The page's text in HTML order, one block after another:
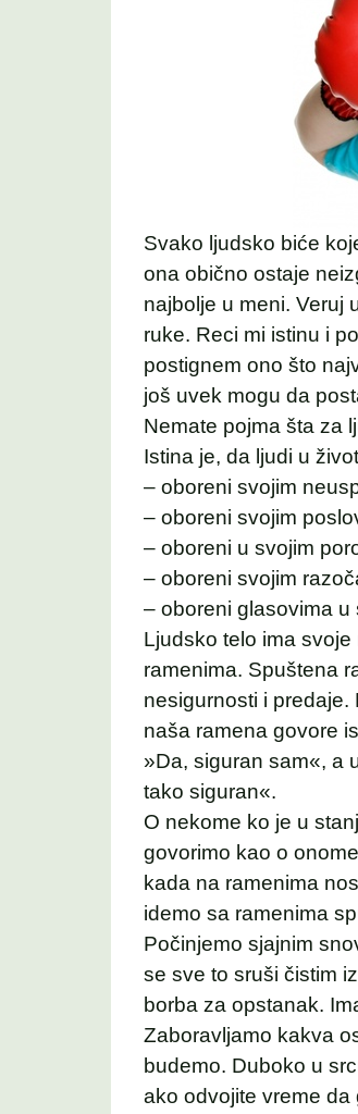
Svako ljudsko biće
ona obično ostaje
najbolje u meni. Veruj
ruke. Reci mi istinu i
postignem ono što
još uvek mogu da
Nemate pojma šta za
Istina je, da ljudi u
– oboreni svojim
– oboreni svojim
– oboreni u svojim
– oboreni svojim
– oboreni glasovima u
Ljudsko telo ima
ramenima. Spuštena
nesigurnosti i
naša ramena govore
»Da, siguran sam«, a
tako siguran«.
O nekome ko je u
govorimo kao o
kada na ramenima
idemo sa ramenima
Počinjemo sjajnim
se sve to sruši čistim
borba za opstanak.
Zaboravljamo kakva
budemo. Duboko u
ako odvojite vreme da